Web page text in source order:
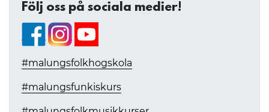
Följ oss på sociala medier!
#malungsfolkhogskola
#malungsfunkiskurs